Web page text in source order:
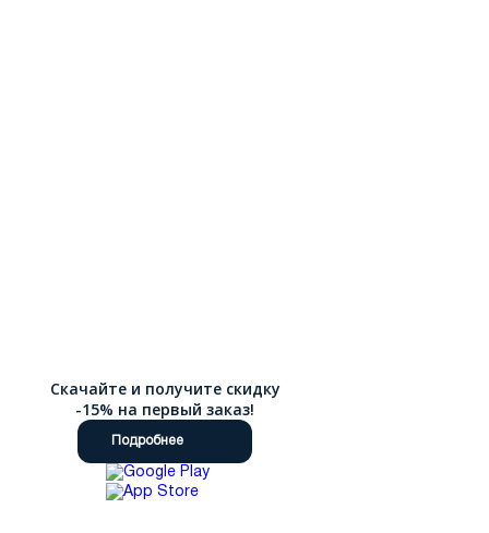
Скачайте и получите скидку
-15% на первый заказ!
Подробнее